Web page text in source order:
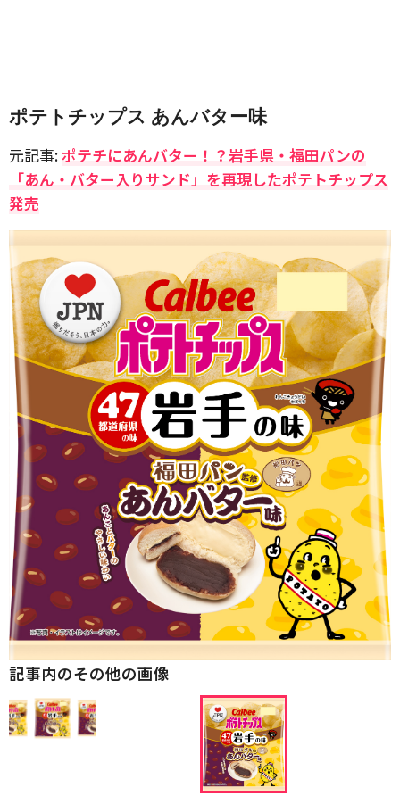
ポテトチップス あんバター味
元記事:ポテチにあんバター！？岩手県・福田パンの
「あん・バター入りサンド」を再現したポテトチップス
発売
記事内のその他の画像